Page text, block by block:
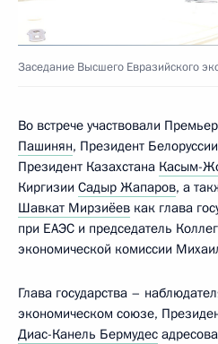
Заседание Высшего Евразийского
Во встрече участвовали
Пашинян, Президент Белоруссии
Президент Казахстана Касым-
Киргизии Садыр Жапаров, а
Шавкат Мирзиёев как глава
при ЕАЭС и председатель
экономической комиссии
Глава государства –
экономическом союзе,
Диас-Канель Бермудес